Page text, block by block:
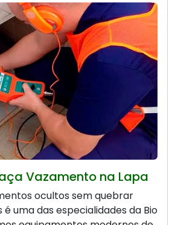
Vazamento na Lapa
ocultos sem quebrar
é uma das especialidades da Bio